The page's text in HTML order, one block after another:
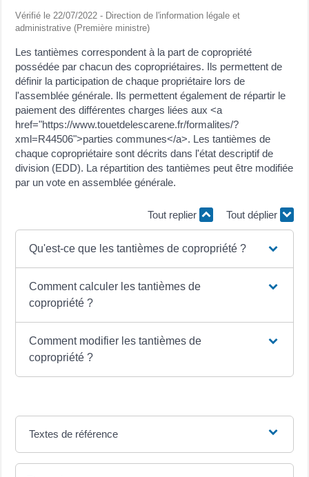
Vérifié le 22/07/2022 - Direction de l'information légale et
administrative (Première ministre)
Les tantièmes correspondent à la part de copropriété
possédée par chacun des copropriétaires. Ils permettent de
définir la participation de chaque propriétaire lors de
l'assemblée générale. Ils permettent également de répartir le
paiement des différentes charges liées aux <a
href="https://www.touetdelescarene.fr/formalites/?
xml=R44506">parties communes</a>. Les tantièmes de
chaque copropriétaire sont décrits dans l'état descriptif de
division (EDD). La répartition des tantièmes peut être modifiée
par un vote en assemblée générale.
Tout replier Tout déplier
Qu'est-ce que les tantièmes de copropriété ?
Comment calculer les tantièmes de
copropriété ?
Comment modifier les tantièmes de
copropriété ?
Textes de référence